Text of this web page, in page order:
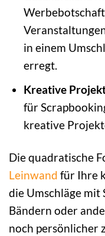
in einem
erregt.
Kreative
für
kreative
Die quadratische
Leinwand für Ihre
die Umschläge mit
Bändern oder
noch persönlicher